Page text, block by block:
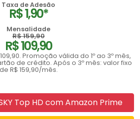
Taxa de Adesão
R$ 1,90*
Mensalidade
R$ 159,90
R$ 109,90
Promoção válida do 1º ao 3º mês,
de crédito. Após o 3º mês: valor fixo
de R$ 159,90/mês.
Top HD com Amazon Prime